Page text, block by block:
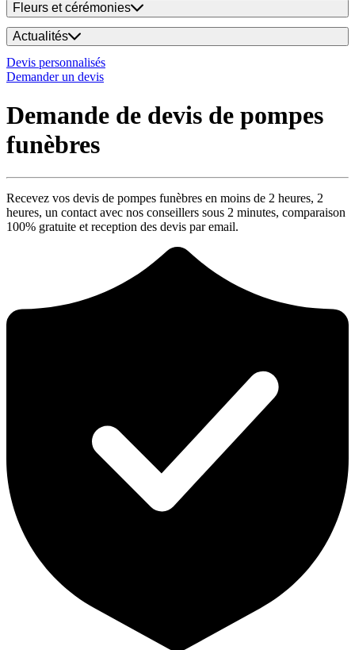
Fleurs et cérémonies
Actualités
Devis personnalisés
Demander un devis
Demande de devis de pompes
funèbres
Recevez vos devis de pompes funèbres en moins de 2 heures, 2
heures, un contact avec nos conseillers sous 2 minutes, comparaison
100% gratuite et reception des devis par email.